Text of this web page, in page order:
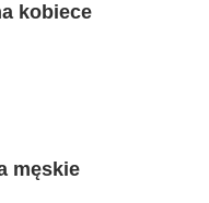
kobiece
męskie